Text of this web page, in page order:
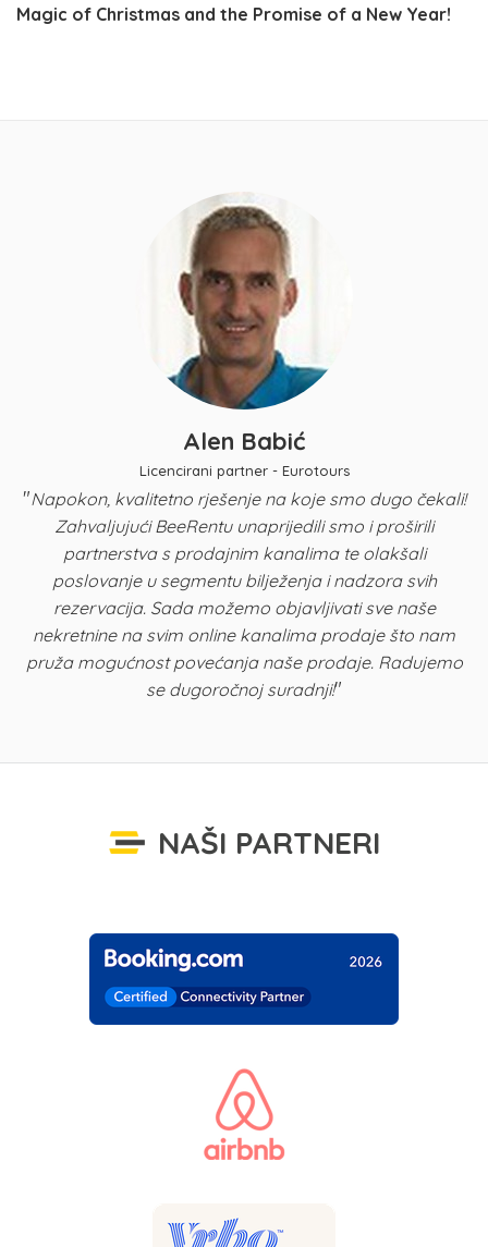
Magic of Christmas and the Promise of a New Year!
Alen Babić
Licencirani partner - Eurotours
"Napokon, kvalitetno rješenje na koje smo dugo čekali!
Zahvaljujući BeeRentu unaprijedili smo i proširili
partnerstva s prodajnim kanalima te olakšali
poslovanje u segmentu bilježenja i nadzora svih
rezervacija. Sada možemo objavljivati sve naše
nekretnine na svim online kanalima prodaje što nam
pruža mogućnost povećanja naše prodaje. Radujemo
se dugoročnoj suradnji!"
NAŠI PARTNERI